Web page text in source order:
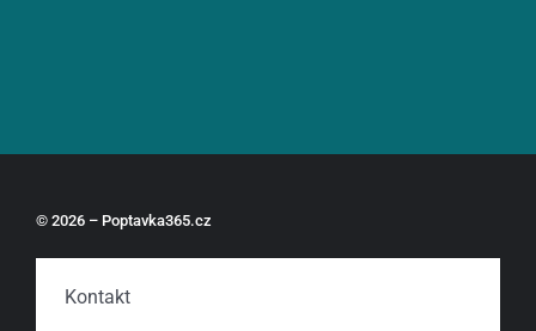
© 2026 – Poptavka365.cz
Kontakt